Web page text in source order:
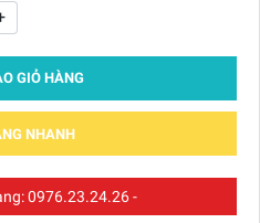
GIỎ HÀNG
NHANH
0976.23.24.26-